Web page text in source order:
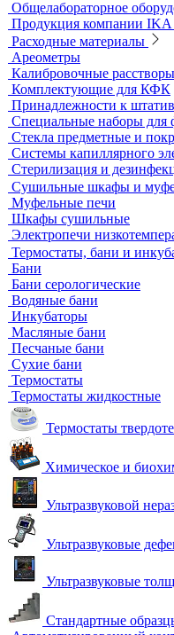
Аспираторы
Пробоотборники
Сорбционные трубки
Оборудование для
Общелабораторное
Продукция
Расходные материалы
Ареометры
Калибровочные расстворы
Комплектующие для КФК
Принадлежности к
Специальные наборы для
Стекла предметные и
Системы капиллярного
Стерилизация и
Сушильные шкафы и
Муфельные печи
Шкафы сушильные
Электропечи
Термостаты, бани и
Бани
Бани серологические
Водяные бани
Инкубаторы
Масляные бани
Песчаные бани
Сухие бани
Термостаты
Термостаты жидкостные
Термостаты